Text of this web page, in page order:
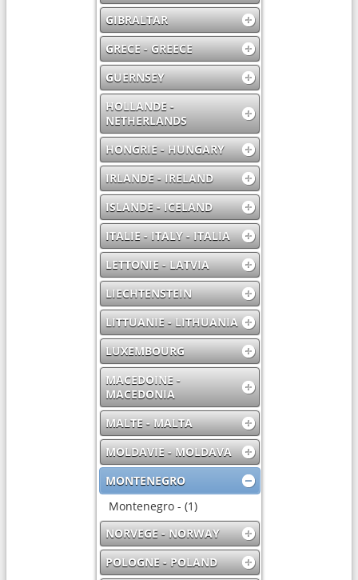
GIBRALTAR
GRECE - GREECE
GUERNSEY
HOLLANDE -
NETHERLANDS
HONGRIE - HUNGARY
IRLANDE - IRELAND
ISLANDE - ICELAND
ITALIE - ITALY - ITALIA
LETTONIE - LATVIA
LIECHTENSTEIN
LITTUANIE - LITHUANIA
LUXEMBOURG
MACEDOINE -
MACEDONIA
MALTE - MALTA
MOLDAVIE - MOLDAVA
MONTENEGRO
Montenegro - (1)
NORVEGE - NORWAY
POLOGNE - POLAND